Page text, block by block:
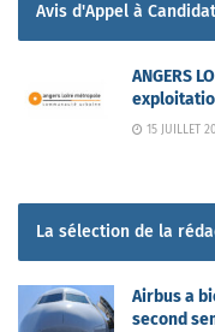
Avis d'Appel à
ANGERS
15 JUILLET
La sélection de la
Airbus a
second